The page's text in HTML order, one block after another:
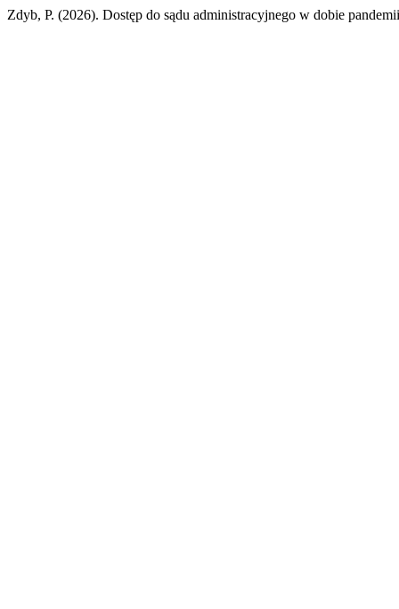
Zdyb, P. (2026). Dostęp do sądu administracyjnego w dobie